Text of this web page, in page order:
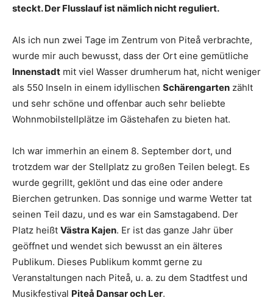
steckt. Der Flusslauf ist nämlich nicht reguliert.
Als ich nun zwei Tage im Zentrum von Piteå verbrachte,
wurde mir auch bewusst, dass der Ort eine gemütliche
Innenstadt mit viel Wasser drumherum hat, nicht weniger
als 550 Inseln in einem idyllischen Schärengarten zählt
und sehr schöne und offenbar auch sehr beliebte
Wohnmobilstellplätze im Gästehafen zu bieten hat.
Ich war immerhin an einem 8. September dort, und
trotzdem war der Stellplatz zu großen Teilen belegt. Es
wurde gegrillt, geklönt und das eine oder andere
Bierchen getrunken. Das sonnige und warme Wetter tat
seinen Teil dazu, und es war ein Samstagabend. Der
Platz heißt Västra Kajen. Er ist das ganze Jahr über
geöffnet und wendet sich bewusst an ein älteres
Publikum. Dieses Publikum kommt gerne zu
Veranstaltungen nach Piteå, u. a. zu dem Stadtfest und
Musikfestival Piteå Dansar och Ler.